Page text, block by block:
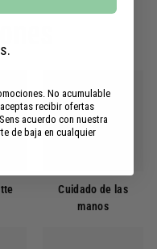
Cuidado de las
manos
No acumulable
recibir ofertas
acuerdo con nuestra
de baja en cualquier